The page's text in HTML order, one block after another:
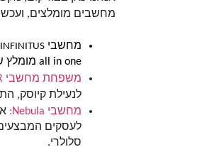
מחשבים מומלצים,
מחשבי INFINITUS על בסיס מערכת ANDROID: איכות צפייה 4K, ניתנים להתקנה בכל סביבה מסחרית, לוח ומסגרת דקה ומסכים בגדלים משמעותיים (32 או 43 אינץ׳).
all in one מומלץ שנחשב לאחד הפופולריים בעידן שלנו.
משפחת מחשבי MAGNETAR:
לנעילת קיוסק,
מחשבי Nebula:
סלולרי.